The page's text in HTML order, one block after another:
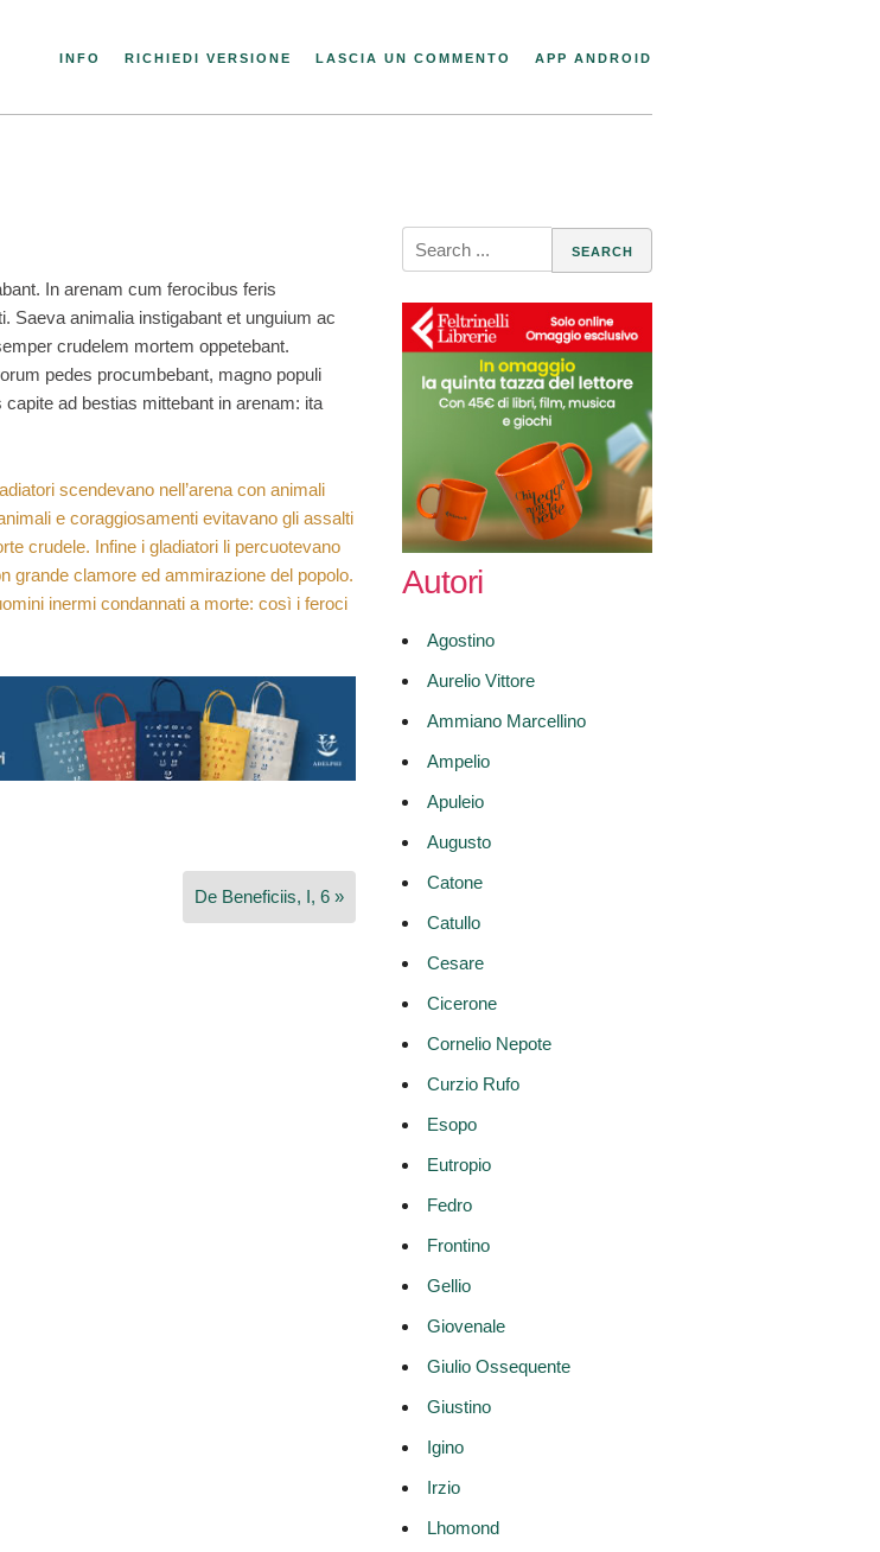
INFO RICHIEDI VERSIONE LASCIA UN COMMENTO APP ANDROID
In arenam cum ferocibus feris
Saeva animalia instigabant et unguium ac
crudelem mortem oppetebant.
pedes procumbebant, magno populi
ad bestias mittebant in arenam: ita
scendevano nell’arena con animali
e coraggiosamenti evitavano gli assalti
crudele. Infine i gladiatori li percuotevano
grande clamore ed ammirazione del popolo.
inermi condannati a morte: così i feroci
De Beneficiis, I, 6 »
Search
for:
Autori
Agostino
Aurelio Vittore
Ammiano Marcellino
Ampelio
Apuleio
Augusto
Catone
Catullo
Cesare
Cicerone
Cornelio Nepote
Curzio Rufo
Esopo
Eutropio
Fedro
Frontino
Gellio
Giovenale
Giulio Ossequente
Giustino
Igino
Irzio
Lhomond